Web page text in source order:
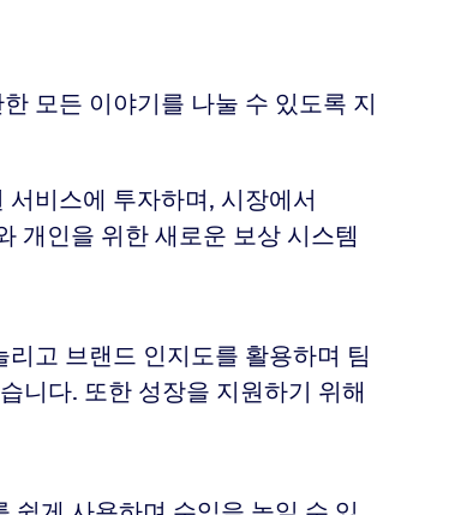
모든 이야기를 나눌 수 있도록 지
비스에 투자하며, 시장에서
개인을 위한 새로운 보상 시스템
고 브랜드 인지도를 활용하며 팀
니다. 또한 성장을 지원하기 위해